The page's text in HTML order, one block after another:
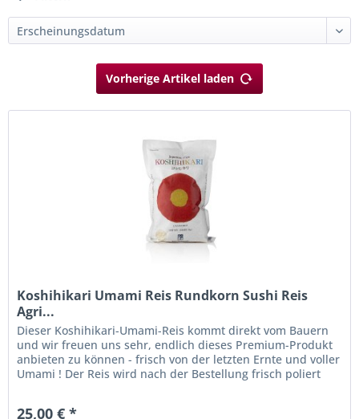
Vorherige Artikel laden
Koshihikari Umami Reis Rundkorn Sushi Reis
Agri...
Dieser Koshihikari-Umami-Reis kommt direkt vom Bauern
und wir freuen uns sehr, endlich dieses Premium-Produkt
anbieten zu können - frisch von der letzten Ernte und voller
Umami ! Der Reis wird nach der Bestellung frisch poliert
25,00 € *